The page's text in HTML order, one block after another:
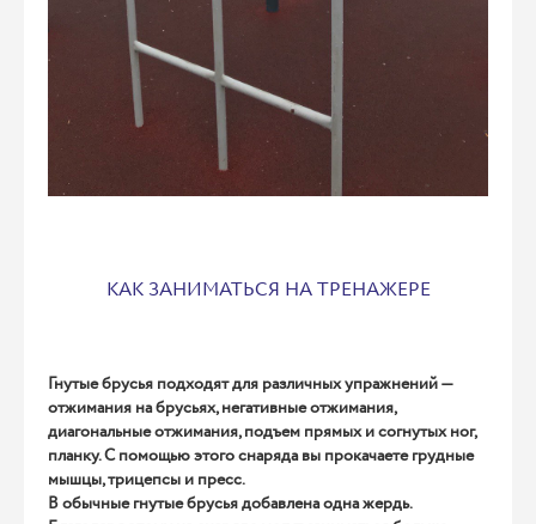
КАК ЗАНИМАТЬСЯ НА ТРЕНАЖЕРЕ
Гнутые брусья подходят для различных упражнений —
отжимания на брусьях, негативные отжимания,
диагональные отжимания, подъем прямых и согнутых ног,
планку. С помощью этого снаряда вы прокачаете грудные
мышцы, трицепсы и пресс.
В обычные гнутые брусья добавлена одна жердь.